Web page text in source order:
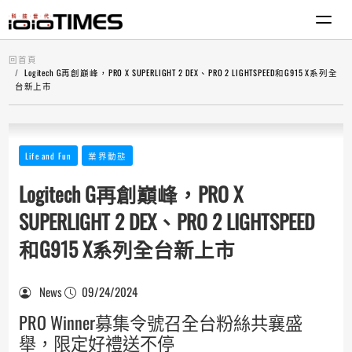
回首頁
Logitech G再創巔峰，PRO X SUPERLIGHT 2 DEX、PRO 2 LIGHTSPEED和G915 X系列全
台新上市
Life and Fun 業界動態
Logitech G再創巔峰，PRO X
SUPERLIGHT 2 DEX、PRO 2 LIGHTSPEED
和G915 X系列全台新上市
News 09/24/2024
PRO Winner募集令號召全台粉絲共襄盛
舉，限定好禮送不停